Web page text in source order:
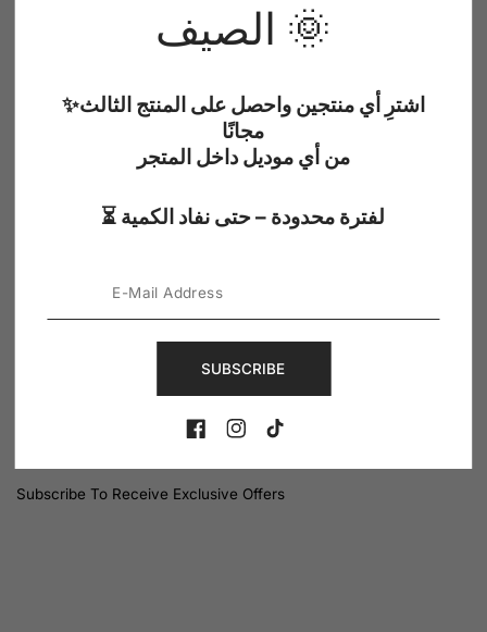
Profile
012 00011192
Enter your email to receive daily news and get 20% off coupon
Subscribe To Receive Exclusive Offers
الصيف 🌞
✨اشترِ أي منتجين واحصل على المنتج الثالث
مجانًا
من أي موديل داخل المتجر
⏳ لفترة محدودة – حتى نفاد الكمية
SUBSCRIBE
FB IN TikTok